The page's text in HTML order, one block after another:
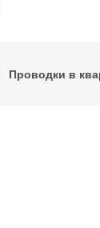
Проводки в